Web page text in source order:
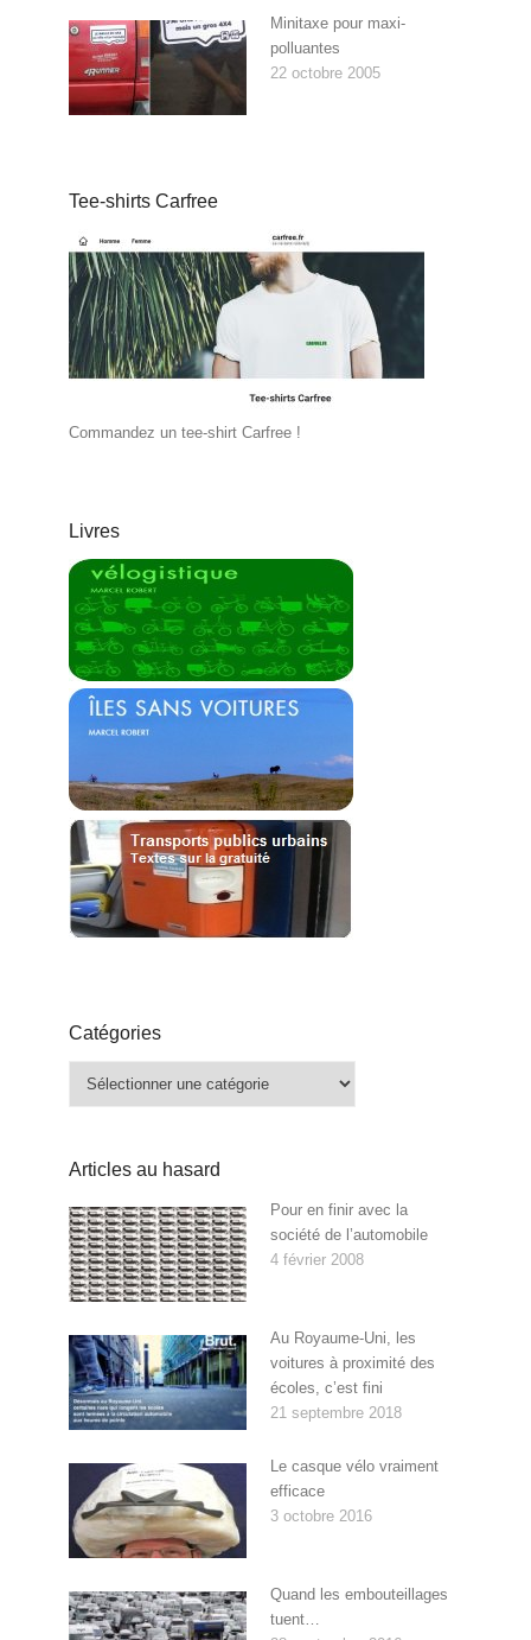
Minitaxe pour maxi-
polluantes
22 octobre 2005
Tee-shirts Carfree
Commandez un tee-shirt Carfree !
Livres
Catégories
Articles au hasard
Pour en finir avec la
société de l’automobile
4 février 2008
Au Royaume-Uni, les
voitures à proximité des
écoles, c’est fini
21 septembre 2018
Le casque vélo vraiment
efficace
3 octobre 2016
Quand les embouteillages
tuent…